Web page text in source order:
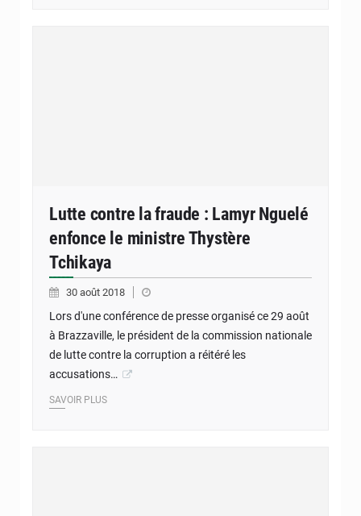
Lutte contre la fraude : Lamyr Nguelé
enfonce le ministre Thystère
Tchikaya
30 août 2018
Lors d'une conférence de presse organisé ce 29 août
à Brazzaville, le président de la commission nationale
de lutte contre la corruption a réitéré les
accusations…
SAVOIR PLUS